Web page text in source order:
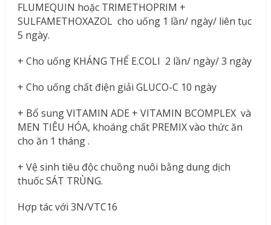
FLUMEQUIN hoặc TRIMETHOPRIM +
SULFAMETHOXAZOL cho uống 1 lần/ ngày/ liên tục
5 ngày.
+ Cho uống KHÁNG THỂ E.COLI 2 lần/ ngày/ 3 ngày
+ Cho uống chất điện giải GLUCO-C 10 ngày
+ Bổ sung VITAMIN ADE + VITAMIN BCOMPLEX và
MEN TIÊU HÓA, khoáng chất PREMIX vào thức ăn
cho ăn 1 tháng .
+ Vệ sinh tiêu độc chuồng nuôi bằng dung dịch
thuốc SÁT TRÙNG.
Hợp tác với 3N/VTC16